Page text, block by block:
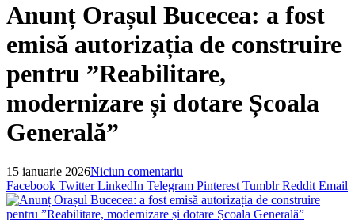
Anunț Orașul Bucecea: a fost
emisă autorizația de construire
pentru ”Reabilitare,
modernizare și dotare Școala
Generală”
15 ianuarie 2026Niciun comentariu
Facebook Twitter LinkedIn Telegram Pinterest Tumblr Reddit Email